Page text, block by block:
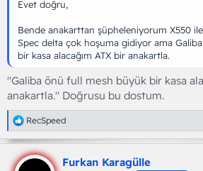
Evet doğru,
Bende anakarttan şüpheleniyorum X550 ile
Spec delta çok hoşuma gidiyor ama
bir kasa alacağım ATX bir anakartla.
''Galiba önü full mesh büyük bir kasa
anakartla.'' Doğrusu bu dostum.
T
e
p
k
i
RecSpeed
Furkan Karagülle